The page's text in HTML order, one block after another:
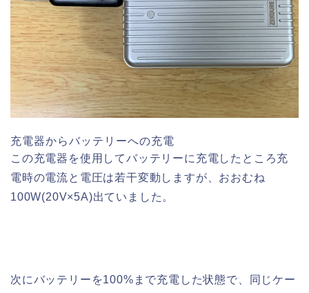
充電器からバッテリーへの充電
この充電器を使用してバッテリーに充電したところ充
電時の電流と電圧は若干変動しますが、おおむね
100W(20V×5A)出ていました。
次にバッテリーを100%まで充電した状態で、同じケー